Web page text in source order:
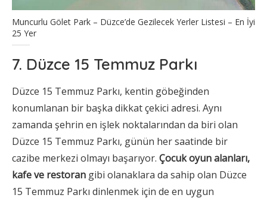
Muncurlu Gölet Park – Düzce’de Gezilecek Yerler Listesi – En İyi
25 Yer
7. Düzce 15 Temmuz Parkı
Düzce 15 Temmuz Parkı, kentin göbeğinden
konumlanan bir başka dikkat çekici adresi. Aynı
zamanda şehrin en işlek noktalarından da biri olan
Düzce 15 Temmuz Parkı, günün her saatinde bir
cazibe merkezi olmayı başarıyor. Çocuk oyun alanları,
kafe ve restoran gibi olanaklara da sahip olan Düzce
15 Temmuz Parkı dinlenmek için de en uygun